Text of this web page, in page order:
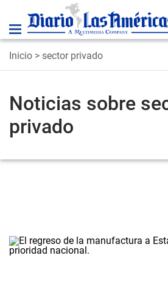
Inicio > sector privado
Noticias sobre
privado